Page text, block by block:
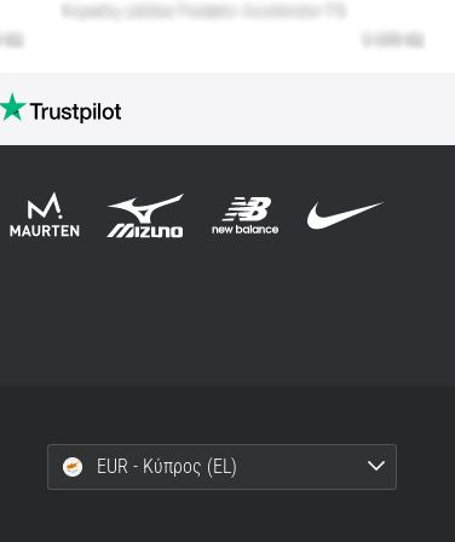
EUR - Κύπρος (EL)